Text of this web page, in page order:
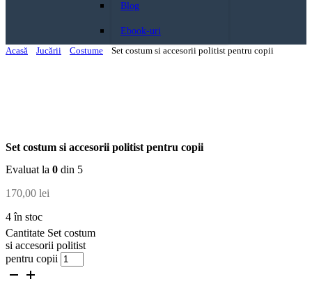
Blog
Ebook-uri
Acasă
Jucării Costume Set costum si accesorii politist pentru copii
Set costum si accesorii politist pentru copii
Evaluat la 0 din 5
170,00 lei
4 în stoc
Cantitate Set costum
si accesorii politist
pentru copii